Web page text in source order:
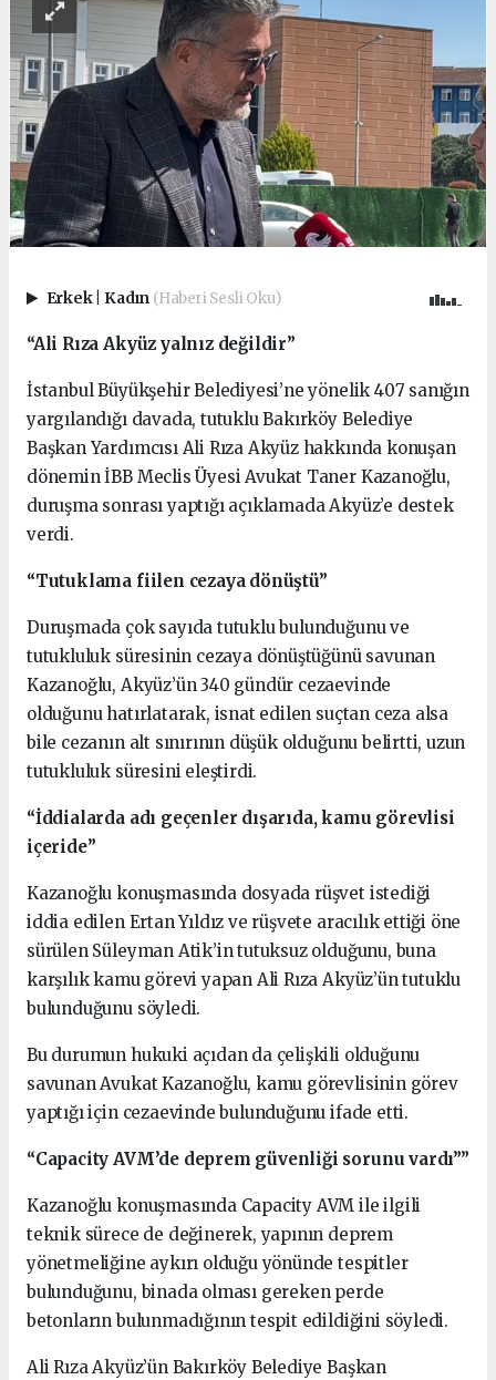
Erkek Kadın (Haberi Sesli Oku)
“Ali Rıza Akyüz yalnız değildir”
İstanbul Büyükşehir Belediyesi’ne yönelik 407 sanığın
yargılandığı davada, tutuklu Bakırköy Belediye
Başkan Yardımcısı Ali Rıza Akyüz hakkında konuşan
dönemin İBB Meclis Üyesi Avukat Taner Kazanoğlu,
duruşma sonrası yaptığı açıklamada Akyüz’e destek
verdi.
“Tutuklama fiilen cezaya dönüştü”
Duruşmada çok sayıda tutuklu bulunduğunu ve
tutukluluk süresinin cezaya dönüştüğünü savunan
Kazanoğlu, Akyüz’ün 340 gündür cezaevinde
olduğunu hatırlatarak, isnat edilen suçtan ceza alsa
bile cezanın alt sınırının düşük olduğunu belirtti, uzun
tutukluluk süresini eleştirdi.
“İddialarda adı geçenler dışarıda, kamu görevlisi
içeride”
Kazanoğlu konuşmasında dosyada rüşvet istediği
iddia edilen Ertan Yıldız ve rüşvete aracılık ettiği öne
sürülen Süleyman Atik’in tutuksuz olduğunu, buna
karşılık kamu görevi yapan Ali Rıza Akyüz’ün tutuklu
bulunduğunu söyledi.
Bu durumun hukuki açıdan da çelişkili olduğunu
savunan Avukat Kazanoğlu, kamu görevlisinin görev
yaptığı için cezaevinde bulunduğunu ifade etti.
“Capacity AVM’de deprem güvenliği sorunu vardı””
Kazanoğlu konuşmasında Capacity AVM ile ilgili
teknik sürece de değinerek, yapının deprem
yönetmeliğine aykırı olduğu yönünde tespitler
bulunduğunu, binada olması gereken perde
betonların bulunmadığının tespit edildiğini söyledi.
Ali Rıza Akyüz’ün Bakırköy Belediye Başkan